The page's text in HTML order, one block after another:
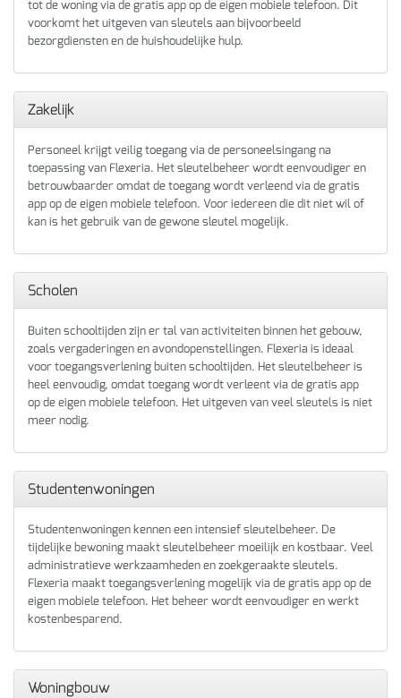
tot de woning via de gratis app op de eigen mobiele telefoon. Dit
voorkomt het uitgeven van sleutels aan bijvoorbeeld
bezorgdiensten en de huishoudelijke hulp.
Zakelijk
Personeel krijgt veilig toegang via de personeelsingang na
toepassing van Flexeria. Het sleutelbeheer wordt eenvoudiger en
betrouwbaarder omdat de toegang wordt verleend via de gratis
app op de eigen mobiele telefoon. Voor iedereen die dit niet wil of
kan is het gebruik van de gewone sleutel mogelijk.
Scholen
Buiten schooltijden zijn er tal van activiteiten binnen het gebouw,
zoals vergaderingen en avondopenstellingen. Flexeria is ideaal
voor toegangsverlening buiten schooltijden. Het sleutelbeheer is
heel eenvoudig, omdat toegang wordt verleent via de gratis app
op de eigen mobiele telefoon. Het uitgeven van veel sleutels is niet
meer nodig.
Studentenwoningen
Studentenwoningen kennen een intensief sleutelbeheer. De
tijdelijke bewoning maakt sleutelbeheer moeilijk en kostbaar. Veel
administratieve werkzaamheden en zoekgeraakte sleutels.
Flexeria maakt toegangsverlening mogelijk via de gratis app op de
eigen mobiele telefoon. Het beheer wordt eenvoudiger en werkt
kostenbesparend.
Woningbouw